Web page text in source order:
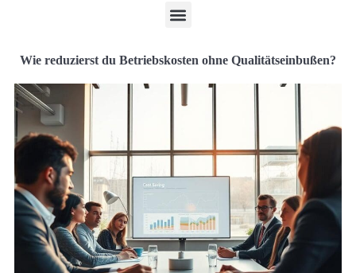
Wie reduzierst du Betriebskosten ohne Qualitätseinbußen?